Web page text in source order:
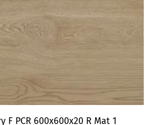
F PCR 600x600x20 R Mat 1